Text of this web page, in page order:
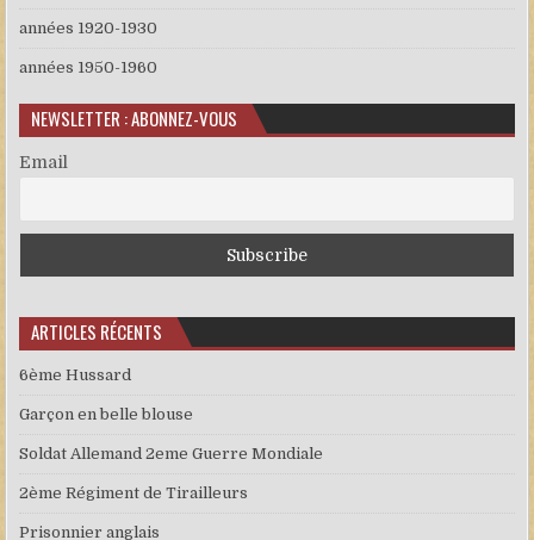
années 1920-1930
années 1950-1960
NEWSLETTER : ABONNEZ-VOUS
Email
ARTICLES RÉCENTS
6ème Hussard
Garçon en belle blouse
Soldat Allemand 2eme Guerre Mondiale
2ème Régiment de Tirailleurs
Prisonnier anglais